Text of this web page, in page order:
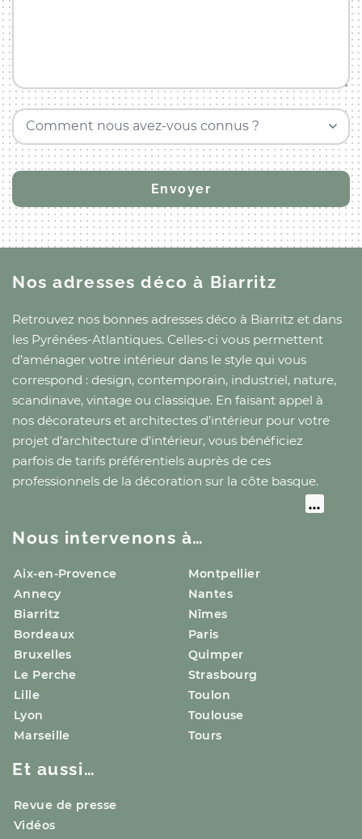
Comment nous avez-vous connus ?
Nos adresses décoà Biarritz
Retrouvez nos bonnes adresses déco à Biarritz et dans
les Pyrénées-Atlantiques. Celles-ci vous permettent
d’aménager votre intérieur dans le style qui vous
correspond : design, contemporain, industriel, nature,
scandinave, vintage ou classique. En faisant appel à
nos décorateurs et architectes d’intérieur pour votre
projet d’architecture d’intérieur, vous bénéficiez
parfois de tarifs préférentiels auprès de ces
professionnels de la décoration sur la côte basque.
Nous intervenons à…
Aix-en-Provence
Annecy
Biarritz
Bordeaux
Bruxelles
Le Perche
Lille
Lyon
Marseille
Montpellier
Nantes
Nîmes
Paris
Quimper
Strasbourg
Toulon
Toulouse
Tours
Et aussi…
Revue de presse
Vidéos